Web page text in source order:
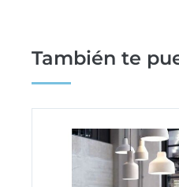
También te